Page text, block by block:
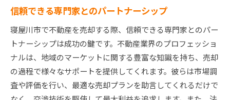
信頼できる専門家とのパートナーシップ
寝屋川市で不動産を売却する際、信頼できる専門家とのパー
トナーシップは成功の鍵です。不動産業界のプロフェッショ
ナルは、地域のマーケットに関する豊富な知識を持ち、売却
の過程で様々なサポートを提供してくれます。彼らは市場調
査や評価を行い、最適な売却プランを助言してくれるだけで